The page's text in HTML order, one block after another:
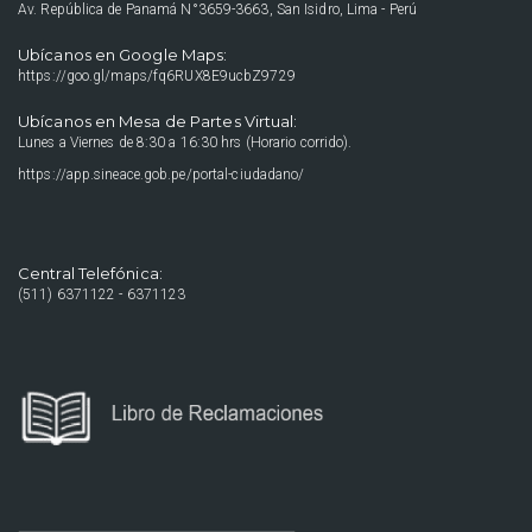
Av. República de Panamá N°3659-3663, San Isidro, Lima - Perú
Ubícanos en Google Maps:
https://goo.gl/maps/fq6RUX8E9ucbZ9729
Ubícanos en Mesa de Partes Virtual:
Lunes a Viernes de 8:30 a 16:30 hrs (Horario corrido).
https://app.sineace.gob.pe/portal-ciudadano/
Central Telefónica:
(511) 6371122 - 6371123